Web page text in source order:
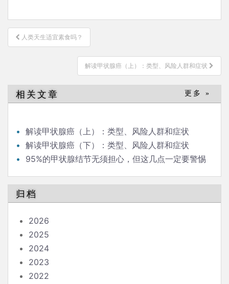
文
章
人类天生适宜素食吗？
解读甲状腺癌（上）：类型、风险人群和症状
相关文章 更多 »
解读甲状腺癌（上）：类型、风险人群和症状
解读甲状腺癌（下）：类型、风险人群和症状
95%的甲状腺结节无须担心，但这几点一定要警惕
归档
2026
2025
2024
2023
2022